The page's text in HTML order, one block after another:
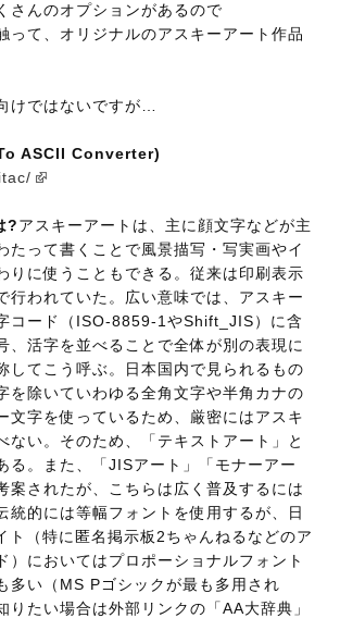
さんのオプションがあるので
って、オリジナルのアスキーアート作品
けではないですが…
ASCII Converter)
?アスキーアートは、主に顔文字などが主
たって書くことで風景描写・写実画やイ
りに使うこともできる。従来は印刷表示
行われていた。広い意味では、アスキー
コード（ISO-8859-1やShift_JIS）に含
、活字を並べることで全体が別の表現に
してこう呼ぶ。日本国内で見られるもの
を除いていわゆる全角文字や半角カナの
文字を使っているため、厳密にはアスキ
ない。そのため、「テキストアート」と
る。また、「JISアート」「モナーアー
案されたが、こちらは広く普及するには
統的には等幅フォントを使用するが、日
ト（特に匿名掲示板2ちゃんねるなどのア
）においてはプロポーショナルフォント
多い（MS Pゴシックが最も多用され
りたい場合は外部リンクの「AA大辞典」